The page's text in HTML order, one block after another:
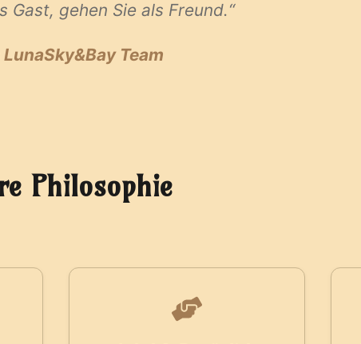
Gast, gehen Sie als Freund.“
Team
Philosophie